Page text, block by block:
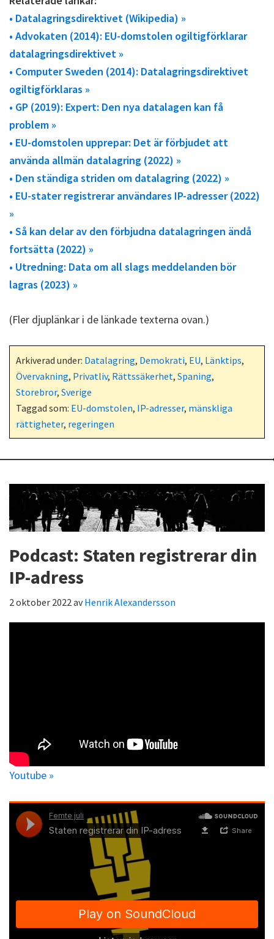
• Datalagringsdirektivet (Wikipedia) »
• Advokaten (2014): EU-domstolen ogiltigförklarar
datalagringsdirektivet »
• Computer Sweden (2014): Datalagringsdirektivet
ogiltigförklaras »
• GP (2019): Expert: Den nya datalagen kan få
problem »
• EU-domstolen upprepar: Det är förbjudet att
använda allmän datalagring (2022) »
• Den ständiga striden om datalagring (2022) »
• EU-stater registrerar användares IP-adresser (2022)
»
• Så kan delar av den förbjudna datalagringen ändå
fortsätta (2022) »
• Utredning: Data om all slags meddelanden bör
lagras (2023) »
(Fler djuplänkar i de länkade texterna ovan.)
Arkiverad under: Datalagring, Demokrati, EU, Länktips,
Övervakning, Privatliv, Rättssäkerhet, Spaning,
Storebror, Sverige
Taggad som: EU-domstolen, IP-adresser, mänskliga
rättigheter, regeringen
Podcast: Staten registrerar din
IP-adress
2 oktober 2022 avHenrik Alexandersson
Youtube »